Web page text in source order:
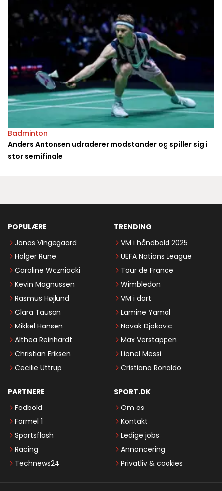
Badminton
Anders Antonsen udraderer modstander og spiller sig i
stor semifinale
POPULÆRE
Jonas Vingegaard
Holger Rune
Caroline Wozniacki
Kevin Magnussen
Rasmus Højlund
Clara Tauson
Mikkel Hansen
Althea Reinhardt
Christian Eriksen
Cecilie Uttrup
TRENDING
VM i håndbold 2025
UEFA Nations League
Tour de France
Wimbledon
VM i dart
Lamine Yamal
Novak Djokovic
Max Verstappen
Lionel Messi
Cristiano Ronaldo
PARTNERE
Fodbold
Formel 1
Sportsflash
Racing
Technews24
SPORT.DK
Om os
Kontakt
Ledige jobs
Annoncering
Privatliv & cookies